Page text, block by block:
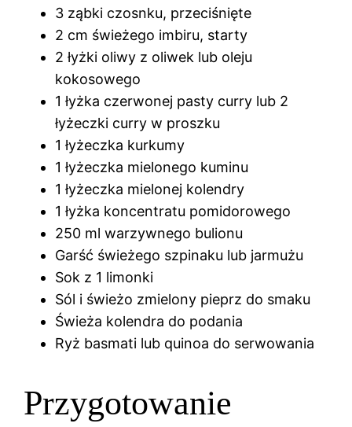
3 ząbki czosnku, przeciśnięte
2 cm świeżego imbiru, starty
2 łyżki oliwy z oliwek lub oleju
kokosowego
1 łyżka czerwonej pasty curry lub 2
łyżeczki curry w proszku
1 łyżeczka kurkumy
1 łyżeczka mielonego kuminu
1 łyżeczka mielonej kolendry
1 łyżka koncentratu pomidorowego
250 ml warzywnego bulionu
Garść świeżego szpinaku lub jarmużu
Sok z 1 limonki
Sól i świeżo zmielony pieprz do smaku
Świeża kolendra do podania
Ryż basmati lub quinoa do serwowania
Przygotowanie